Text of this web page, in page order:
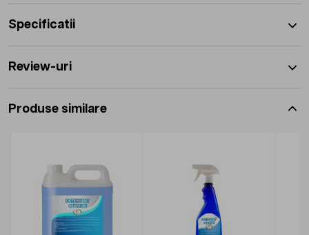
Specificatii
Review-uri
Produse similare